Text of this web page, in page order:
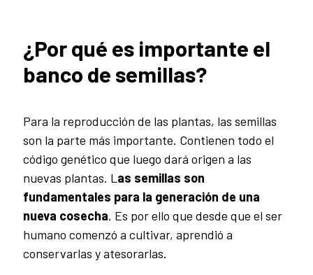
¿Por qué es importante el
banco de semillas?
Para la reproducción de las plantas, las semillas
son la parte más importante. Contienen todo el
código genético que luego dará origen a las
nuevas plantas. Las semillas son
fundamentales para la generación de una
nueva cosecha. Es por ello que desde que el ser
humano comenzó a cultivar, aprendió a
conservarlas y atesorarlas.